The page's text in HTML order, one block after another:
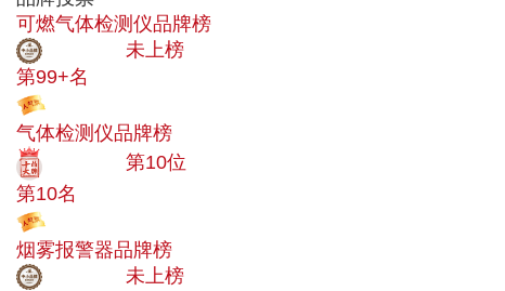
可燃气体检测仪品牌榜
未上榜
第99+名
气体检测仪品牌榜
第10位
第10名
烟雾报警器品牌榜
未上榜